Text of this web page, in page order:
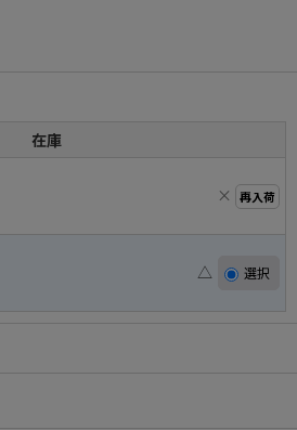
在庫
× 再入荷
△